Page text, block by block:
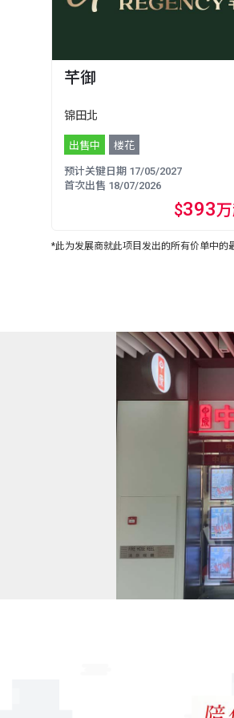
芊御
锦田北
出售中 楼花
预计关键日期 17/05/2027
首次出售 18/07/2026
$393
*此为发展商就此项目发出的所有价单中的